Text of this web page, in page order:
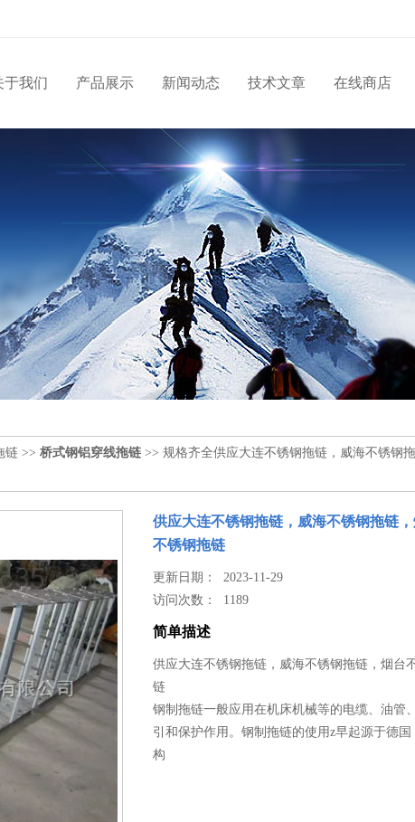
于我们 产品展示 新闻动态 技术文章 在线商店
链 >> 桥式钢铝穿线拖链 >> 规格齐全供应大连不锈钢拖链，威海不锈钢
供应大连不锈钢拖链，威海不锈钢拖链
不锈钢拖链
更新日期： 2023-11-29
访问次数： 1189
简单描述
供应大连不锈钢拖链，威海不锈钢拖链，烟台
链
钢制拖链一般应用在机床机械等的电缆、油管
引和保护作用。钢制拖链的使用z早起源于德
构